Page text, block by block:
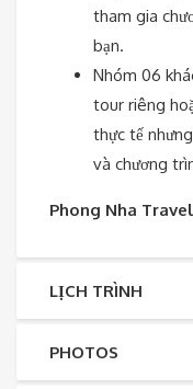
tham gia
bạn.
Nhóm 06
tour riêng
thực tế
và chương
Phong Nha Travel
LỊCH TRÌNH
PHOTOS